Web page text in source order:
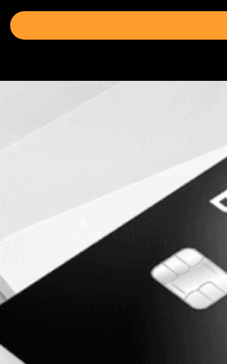
Διαχειριστείτε το